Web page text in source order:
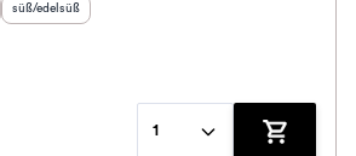
:
Geschmack:
süß/edelsüß
1